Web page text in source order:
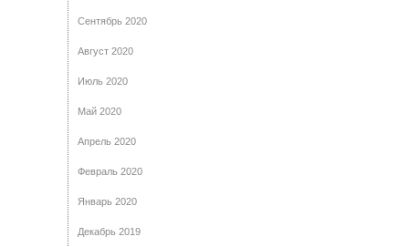
Сентябрь 2020
Август 2020
Июль 2020
Май 2020
Апрель 2020
Февраль 2020
Январь 2020
Декабрь 2019